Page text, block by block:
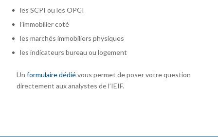
les SCPI ou les OPCI
l’immobilier coté
les marchés immobiliers physiques
les indicateurs bureau ou logement
Un formulaire dédiévous permet de poser votre question
directement aux analystes de l’IEIF.